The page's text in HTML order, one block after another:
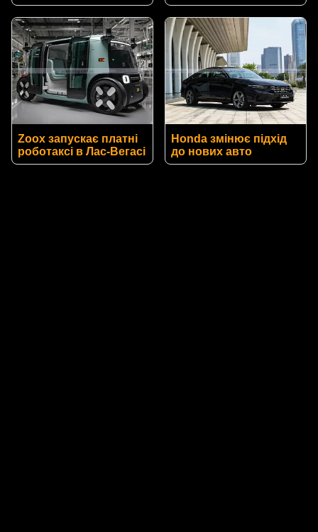
Zoox запускає платні
роботаксі в Лас-Вегасі
Honda змінює підхід
до нових авто